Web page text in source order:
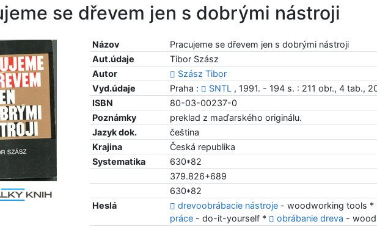
se dřevem jen s dobrými nástroji
Názov
Pracujeme se dřevem jen s dobrými nástroji
Aut.údaje
Tibor Szász
Autor
Szász Tibor
Vyd.údaje
Praha : SNTL , 1991. - 194 s. : 211 obr., 4 tab.,
ISBN
80-03-00237-0
Poznámky
preklad z maďarského originálu.
Jazyk dok.
čeština
Krajina
Česká republika
Systematika
630*82
379.826+689
630*82
Heslá
drevoobrábacie nástroje - woodworking tools *
práce - do-it-yourself * obrábanie dreva - wood